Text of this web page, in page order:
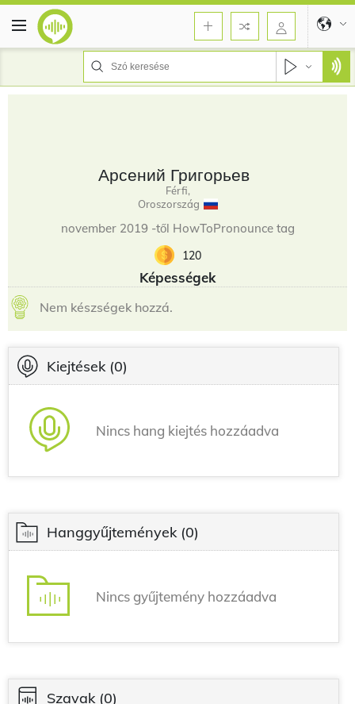
Арсений Григорьев
Férfi,
Oroszország
november 2019 -től HowToPronounce tag
120
Képességek
Nem készségek hozzá.
Kiejtések (0)
Nincs hang kiejtés hozzáadva
Hanggyűjtemények (0)
Nincs gyűjtemény hozzáadva
Szavak (0)